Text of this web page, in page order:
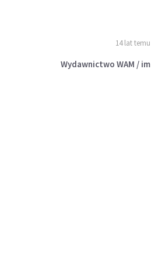
14 lat temu
Wydawnictwo WAM / im